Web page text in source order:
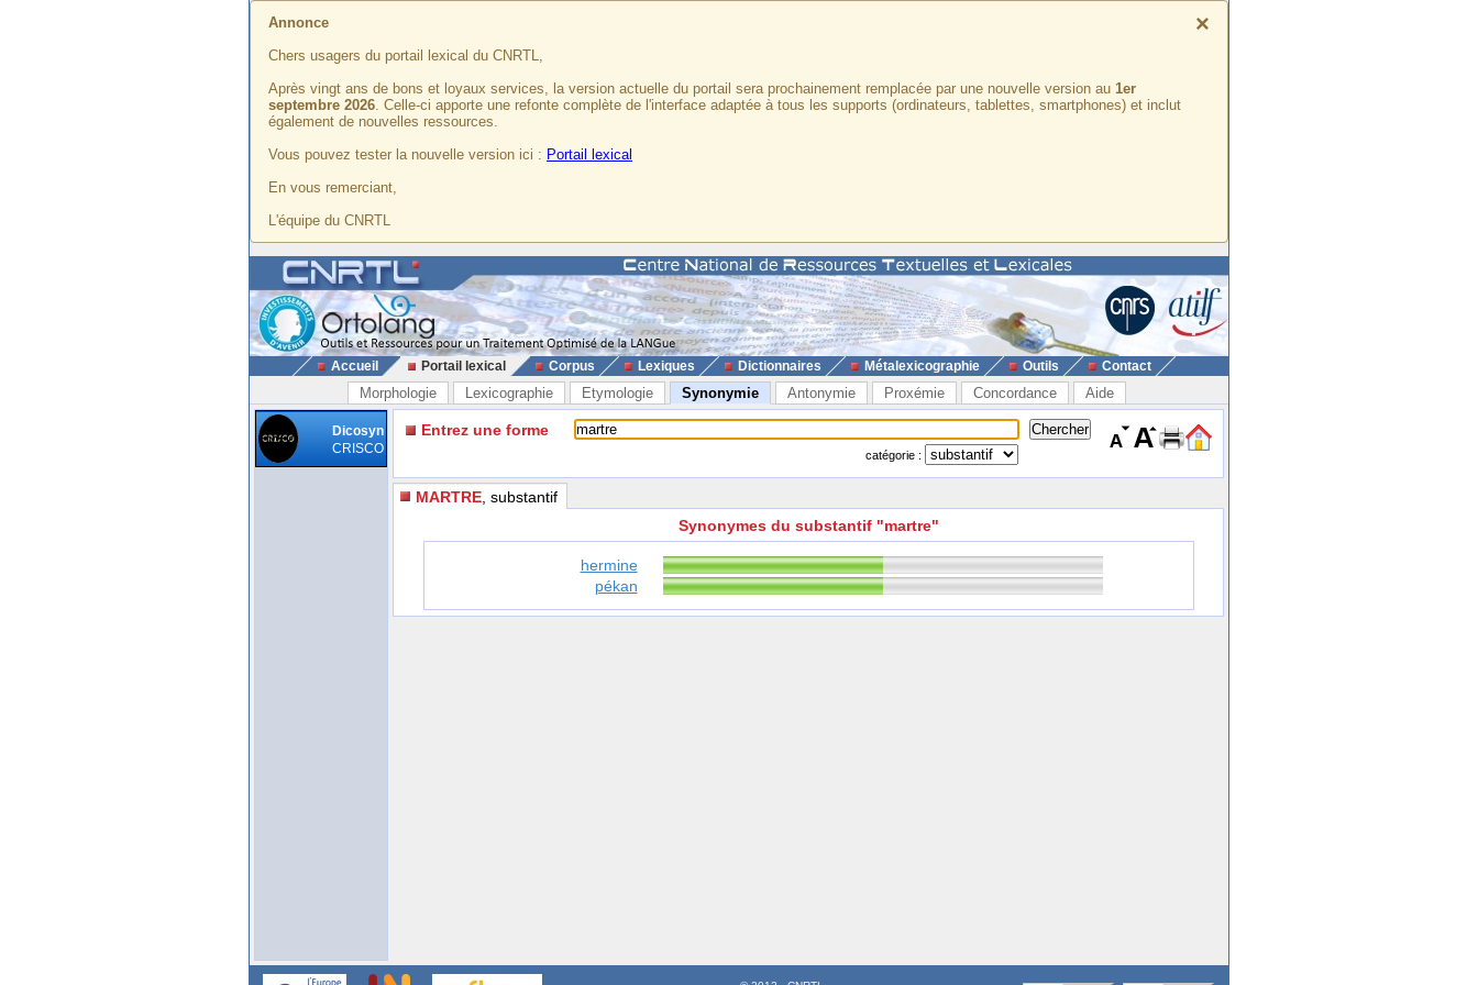
×
Annonce
Chers usagers du portail lexical du CNRTL,
Après vingt ans de bons et loyaux services, la version actuelle du portail sera prochainement remplacée par une nouvelle version au 1er
septembre 2026. Celle-ci apporte une refonte complète de l'interface adaptée à tous les supports (ordinateurs, tablettes, smartphones) et inclut
également de nouvelles ressources.
Vous pouvez tester la nouvelle version ici : Portail lexical
En vous remerciant,
L'équipe du CNRTL
Accueil Portail lexical Corpus Lexiques Dictionnaires Métalexicographie Outils Contact
Morphologie Lexicographie Etymologie Synonymie Antonymie Proxémie Concordance Aide
Dicosyn
CRISCO
Entrez une forme
catégorie :
MARTRE , substantif
Synonymes du substantif "martre"
hermine
pékan